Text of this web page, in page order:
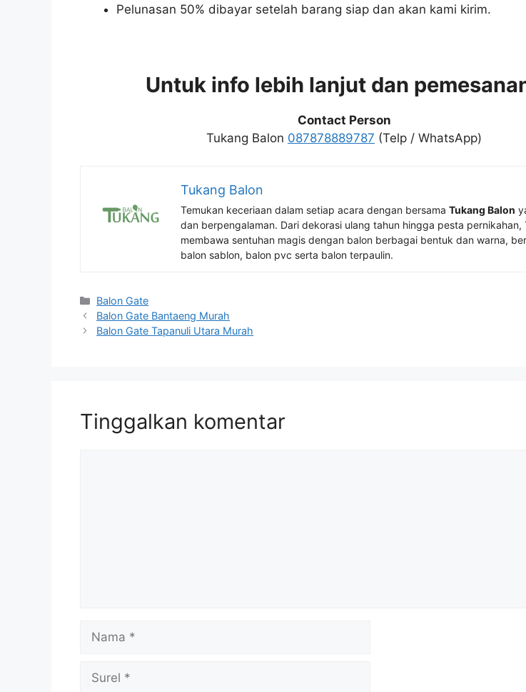
Pelunasan 50% dibayar setelah barang siap dan akan kami kirim.
Untuk info lebih lanjut dan
Contact Person
Tukang Balon 087878889787 (Telp / WhatsApp)
Tukang Balon
Temukan keceriaan dalam setiap acara dengan bersama Tukang Balon
dan berpengalaman. Dari dekorasi ulang tahun hingga pesta pernikahan,
membawa sentuhan magis dengan balon berbagai bentuk dan warna,
balon sablon, balon pvc serta balon terpaulin.
Kategori
Balon Gate
Balon Gate Bantaeng Murah
Balon Gate Tapanuli Utara Murah
Tinggalkan komentar